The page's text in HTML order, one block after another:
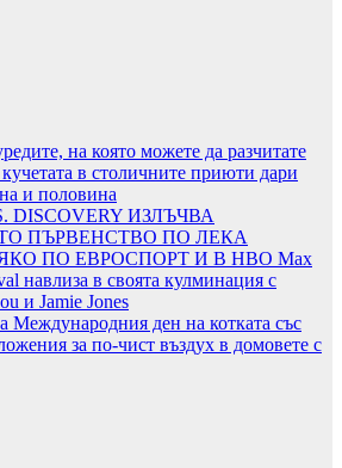
на която можете да разчитате
кучетата в столичните приюти дари
и половина
DISCOVERY ИЗЛЪЧВА
ПЪРВЕНСТВО ПО ЛЕКА
ПО ЕВРОСПОРТ И В НВО Мах
навлиза в своята кулминация с
и Jamie Jones
Международния ден на котката със
за по-чист въздух в домовете с